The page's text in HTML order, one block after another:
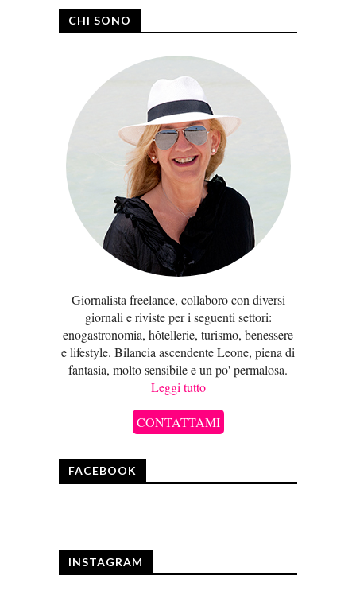
CHI SONO
Giornalista freelance, collaboro con diversi
giornali e riviste per i seguenti settori:
enogastronomia, hôtellerie, turismo, benessere
e lifestyle. Bilancia ascendente Leone, piena di
fantasia, molto sensibile e un po' permalosa.
Leggi tutto
CONTATTAMI
FACEBOOK
INSTAGRAM